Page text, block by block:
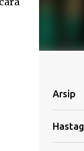
Arsip
Hastag